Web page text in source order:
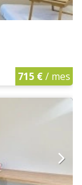
715 €/ mes